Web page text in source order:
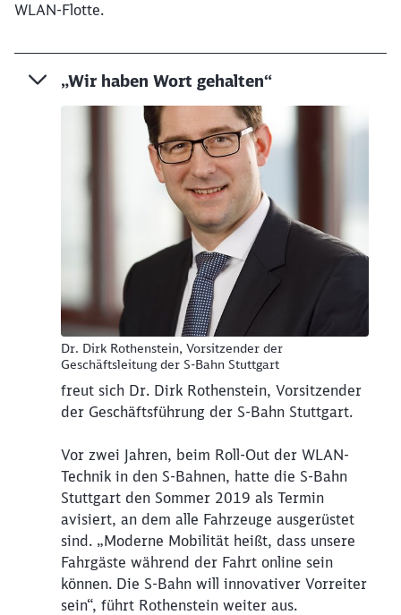
WLAN-Flotte.
„Wir haben Wort gehalten“
Dr. Dirk Rothenstein, Vorsitzender der
Geschäftsleitung der S-Bahn Stuttgart
freut sich Dr. Dirk Rothenstein, Vorsitzender
der Geschäftsführung der S-Bahn Stuttgart.
Vor zwei Jahren, beim Roll-Out der WLAN-
Technik in den S-Bahnen, hatte die S-Bahn
Stuttgart den Sommer 2019 als Termin
avisiert, an dem alle Fahrzeuge ausgerüstet
sind. „Moderne Mobilität heißt, dass unsere
Fahrgäste während der Fahrt online sein
können. Die S-Bahn will innovativer Vorreiter
sein“, führt Rothenstein weiter aus.